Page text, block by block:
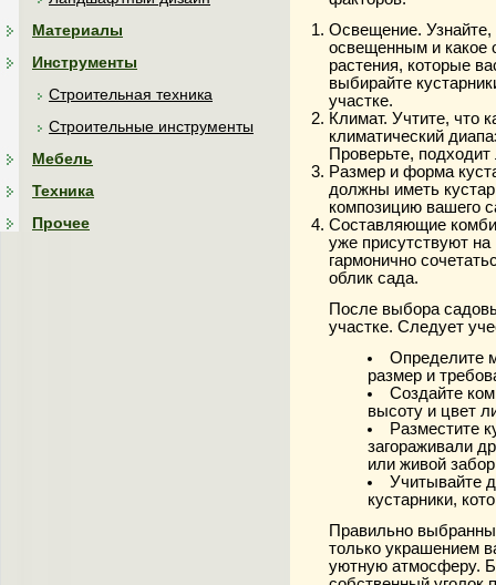
Материалы
Инструменты
Строительная техника
Строительные инструменты
Мебель
Техника
Прочее
Освещение. Узнайте,
освещенным и какое
растения, которые
выбирайте
участке.
Климат. Учтите, что
климатический
Проверьте,
Размер и форма
должны иметь
композицию вашего
Составляющие
уже присутствуют
гармонично
облик сада.
После выбора
участке. Следует
Определите
размер и
Создайте
высоту и цвет
Разместите
загораживали
или живой
Учитывайте
кустарники,
Правильно
только украшением
уютную атмосферу.